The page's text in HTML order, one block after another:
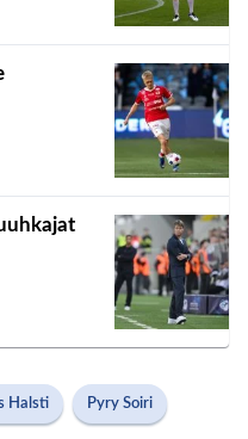
Halsti Pyry Soiri